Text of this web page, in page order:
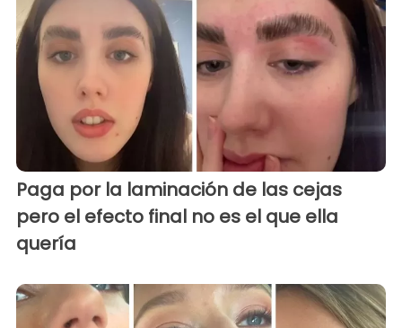
Paga por la laminación de las cejas
pero el efecto final no es el que ella
quería